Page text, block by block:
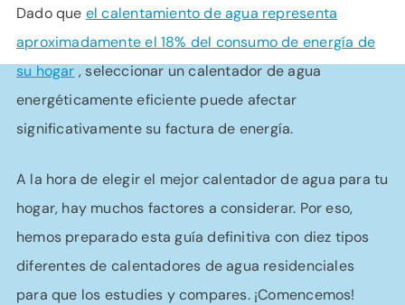
Dado que el calentamiento de agua representa
aproximadamente el 18% del consumo de energía de
su hogar , seleccionar un calentador de agua
energéticamente eficiente puede afectar
significativamente su factura de energía.
A la hora de elegir el mejor calentador de agua para tu
hogar, hay muchos factores a considerar. Por eso,
hemos preparado esta guía definitiva con diez tipos
diferentes de calentadores de agua residenciales
para que los estudies y compares. ¡Comencemos!